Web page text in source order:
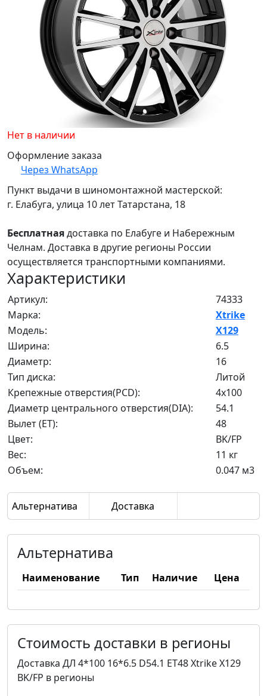
Нет в наличии
Оформление заказа
Через WhatsApp
Пункт выдачи в шиномонтажной мастерской:
г. Елабуга, улица 10 лет Татарстана, 18
Бесплатнаядоставка по Елабуге и Набережным
Челнам. Доставка в другие регионы России
осуществляется транспортными компаниями.
Характеристики
Артикул:
74333
Марка:
Xtrike
Модель:
X129
Ширина:
6.5
Диаметр:
16
Тип диска:
Литой
Крепежные отверстия(PCD):
4x100
Диаметр центрального отверстия(DIA):
54.1
Вылет (ET):
48
Цвет:
BK/FP
Вес:
11 кг
Объем:
0.047 м3
Альтернатива Доставка
Альтернатива
Наименование Тип Наличие Цена
Стоимость доставки в регионы
Доставка ДЛ 4*100 16*6.5 D54.1 ET48 Xtrike X129
BK/FP в регионы